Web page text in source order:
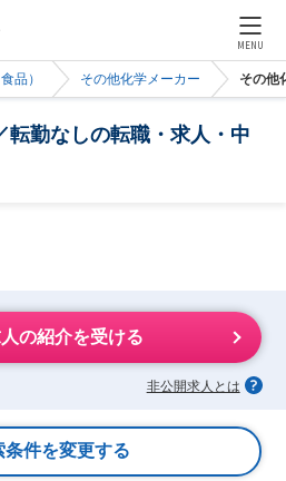
MENU
品） その他化学メーカー その他
転勤なしの転職・求人・中
の紹介を受ける
非公開求人とは
条件を変更する